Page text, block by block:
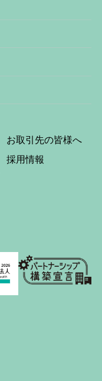
お取引先の皆様へ
採用情報